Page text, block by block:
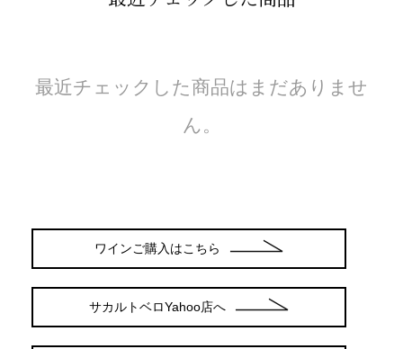
最近チェックした商品はまだありませ
ん。
ワインご購入はこちら
サカルトベロYahoo店へ